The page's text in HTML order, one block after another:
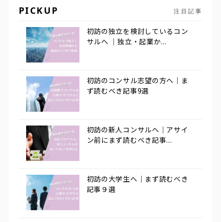
PICKUP 注目記事
初訪の独立を検討しているコン
サルへ ｜独立・起業か...
初訪のコンサル志望の方へ｜ま
ず読むべき記事9選
初訪の新人コンサルへ｜アサイ
ン前にまず読むべき記事...
初訪の大学生へ｜まず読むべき
記事９選